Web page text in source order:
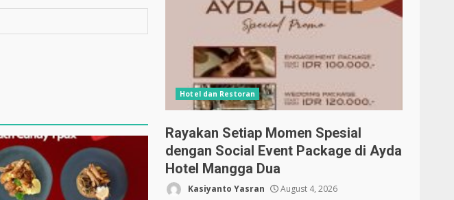
Hotel dan Restoran
Rayakan Setiap Momen Spesial
dengan Social Event Package di Ayda
Hotel Mangga Dua
Kasiyanto Yasran August 4, 2026